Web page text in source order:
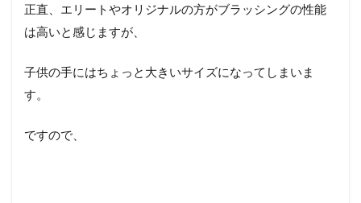
正直、エリートやオリジナルの方がブラッシングの性能
は高いと感じますが、
子供の手にはちょっと大きいサイズになってしまいま
す。
ですので、